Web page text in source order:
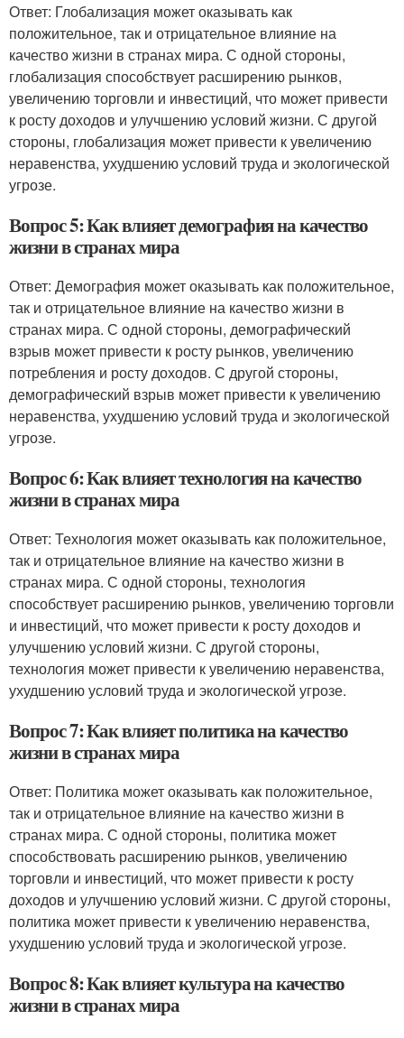
Ответ: Глобализация может оказывать как
положительное, так и отрицательное влияние на
качество жизни в странах мира. С одной стороны,
глобализация способствует расширению рынков,
увеличению торговли и инвестиций, что может привести
к росту доходов и улучшению условий жизни. С другой
стороны, глобализация может привести к увеличению
неравенства, ухудшению условий труда и экологической
угрозе.
Вопрос 5: Как влияет демография на качество
жизни в странах мира
Ответ: Демография может оказывать как положительное,
так и отрицательное влияние на качество жизни в
странах мира. С одной стороны, демографический
взрыв может привести к росту рынков, увеличению
потребления и росту доходов. С другой стороны,
демографический взрыв может привести к увеличению
неравенства, ухудшению условий труда и экологической
угрозе.
Вопрос 6: Как влияет технология на качество
жизни в странах мира
Ответ: Технология может оказывать как положительное,
так и отрицательное влияние на качество жизни в
странах мира. С одной стороны, технология
способствует расширению рынков, увеличению торговли
и инвестиций, что может привести к росту доходов и
улучшению условий жизни. С другой стороны,
технология может привести к увеличению неравенства,
ухудшению условий труда и экологической угрозе.
Вопрос 7: Как влияет политика на качество
жизни в странах мира
Ответ: Политика может оказывать как положительное,
так и отрицательное влияние на качество жизни в
странах мира. С одной стороны, политика может
способствовать расширению рынков, увеличению
торговли и инвестиций, что может привести к росту
доходов и улучшению условий жизни. С другой стороны,
политика может привести к увеличению неравенства,
ухудшению условий труда и экологической угрозе.
Вопрос 8: Как влияет культура на качество
жизни в странах мира